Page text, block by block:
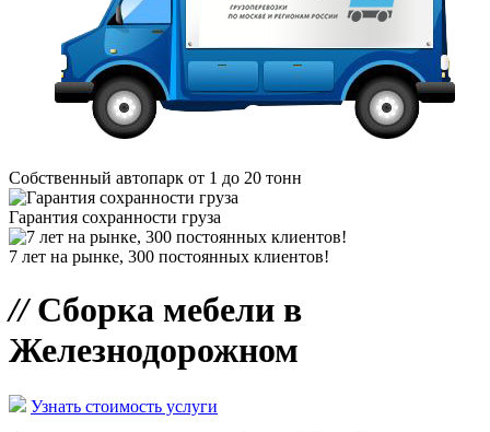
Собственный автопарк от 1 до 20 тонн
Гарантия сохранности груза
7 лет на рынке, 300 постоянных клиентов!
//Сборка мебели в
Железнодорожном
Узнать стоимость услуги